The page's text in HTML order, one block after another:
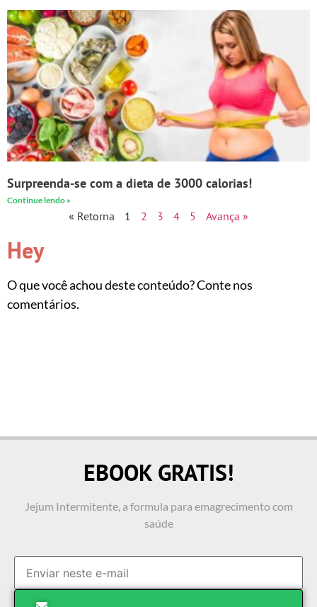
Surpreenda-se com a dieta de 3000 calorias!
Continue lendo »
« Retorna 1 2 3 4 5 Avança »
Hey
O que você achou deste conteúdo? Conte nos
comentários.
EBOOK GRATIS!
Jejum Intermitente, a formula para emagrecimento com
saúde